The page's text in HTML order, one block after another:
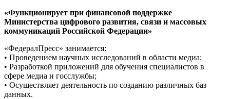
«Функционирует при финансовой поддержке
Министерства цифрового развития, связи и массовых
коммуникаций Российской Федерации»
«ФедералПресс» занимается:
• Проведением научных исследований в области медиа;
• Разработкой приложений для обучения специалистов в
сфере медиа и госслужбы;
• Осуществляет деятельность по созданию различных баз
данных.